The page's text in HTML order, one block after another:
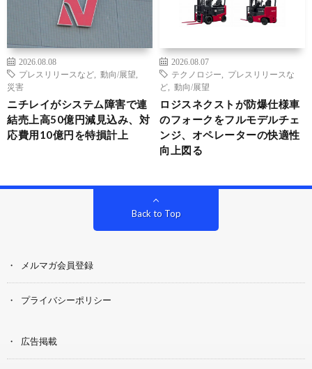
2026.08.08
プレスリリースなど
動向/展望
災害
ニチレイがシステム障害で連
結売上高50億円減見込み、対
応費用10億円を特損計上
2026.08.07
テクノロジー
プレスリリースな
ど
動向/展望
ロジスネクストが防爆仕様車
のフォークをフルモデルチェ
ンジ、オペレーターの快適性
向上図る
Back to Top
メルマガ会員登録
プライバシーポリシー
広告掲載